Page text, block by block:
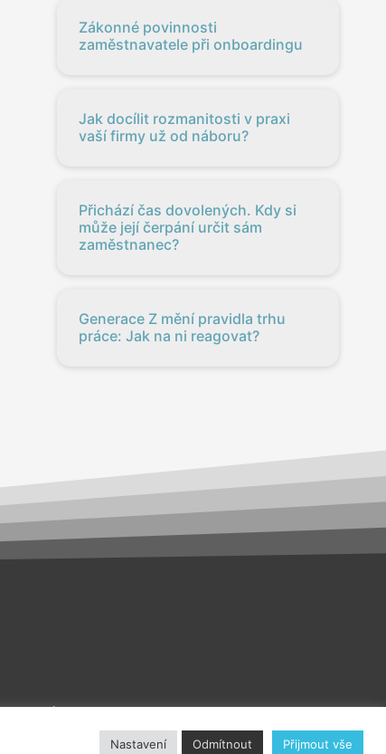
Zákonné povinnosti
zaměstnavatele při onboardingu
Jak docílit rozmanitosti v praxi
vaší firmy už od náboru?
Přichází čas dovolených. Kdy si
může její čerpání určit sám
zaměstnanec?
Generace Z mění pravidla trhu
práce: Jak na ni reagovat?
O nás
Nastavení Odmítnout Přijmout vše